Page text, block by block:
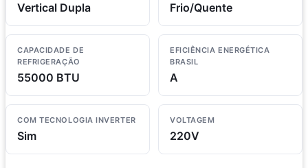
Vertical Dupla Frio/Quente
CAPACIDADE DE
REFRIGERAÇÃO
55000 BTU
EFICIÊNCIA ENERGÉTICA
BRASIL
A
COM TECNOLOGIA INVERTER
Sim
VOLTAGEM
220V